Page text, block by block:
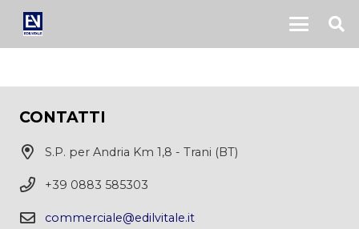
CONTATTI
S.P. per Andria Km 1,8 - Trani (BT)
+39 0883 585303
commerciale@edilvitale.it